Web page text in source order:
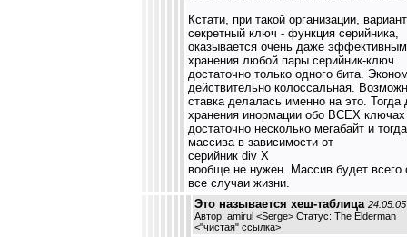
Кстати, при такой организации,
секретный ключ - функция серийника,
оказывается очень даже
хранения любой пары серийник-ключ
достаточно только одного бита.
действительно колоссальная.
ставка делалась именно на это. Тогда
хранения инормации обо ВСЕХ ключах
достаточно несколько мегабайт и
массива в зависимости от
серийник div X
вообще не нужен. Массив будет всего
все случаи жизни.
Это называется хеш-таблица
Автор: amirul <Serge> Статус: The Elderman
<"чистая" ссылка>